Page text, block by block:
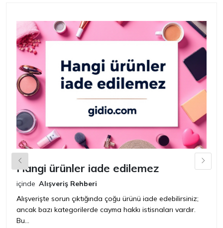
Hangi ürünler iade edilemez
içinde Alışveriş Rehberi
Alışverişte sorun çıktığında çoğu ürünü iade edebilirsiniz;
ancak bazı kategorilerde cayma hakkı istisnaları vardır.
Bu...